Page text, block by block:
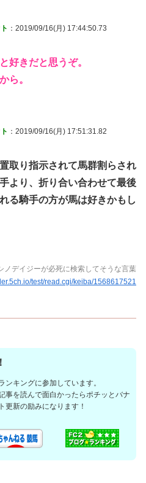
：2019/09/16(月) 17:44:50.73
好きだと思うぞ。
ら。
：2019/09/16(月) 17:51:31.82
取り指示されて馬群割らされ
より、折り合い合わせて最後
る騎手の方が馬は好きかもし
ノデイジーが必死に検索してそうな言葉
test/read.cgi/keiba/1568617521
ンキングに参加しています。
事を読んで面白かったらポチッとバナ
更新の励みになります！